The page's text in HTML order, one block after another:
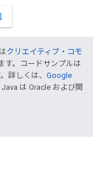
クリエイティブ・コモ
す。コードサンプルは
詳しくは、 Google
は Oracle および関